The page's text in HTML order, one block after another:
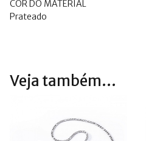
COR DO MATERIAL
Prateado
Veja também...